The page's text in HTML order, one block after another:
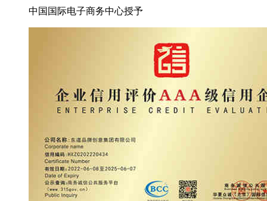
中国国际电子商务中心授予